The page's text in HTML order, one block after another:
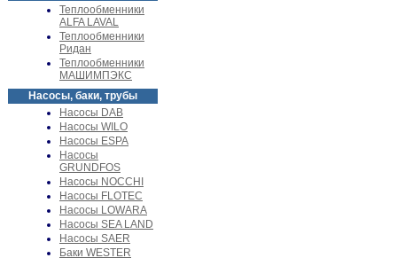
Теплообменники
ALFA LAVAL
Теплообменники
Ридан
Теплообменники
МАШИМПЭКС
Насосы, баки, трубы
Насосы DAB
Насосы WILO
Насосы ESPA
Насосы
GRUNDFOS
Насосы NOCCHI
Насосы FLOTEC
Насосы LOWARA
Насосы SEA LAND
Насосы SAER
Баки WESTER